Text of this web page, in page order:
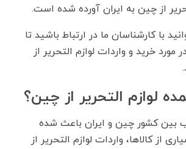
از چین به ایران آورده شده است.
با کارشناسان ما در ارتباط باشید تا
مورد خرید و واردات لوازم التحریر از
لوازم التحریر از چین؟
بین کشور چین و ایران باعث شده
از کالاها، واردات لوازم التحریر از